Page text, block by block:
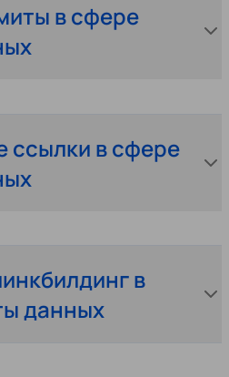
в сфере
ссылки в сфере
в
данных